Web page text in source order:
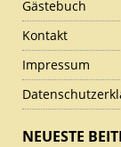
Gästebuch
Kontakt
Impressum
NEUESTE